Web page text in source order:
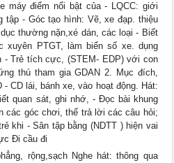
máy điểm nổi bật của - LQCC: giới
tập - Góc tạo hình: Vẽ, xe đạp. thiệu
thường nặn,xé dán, các loại - Biết
PTGT, làm biển số xe. dụng
- Trẻ tích cực, (STEM- EDP) với con
thú tham gia GDAN 2. Mục đích,
CD lái, bánh xe, vào hoạt động. Hát:
quan sát, ghi nhớ, - Đọc bài khung
các góc chơi, thể trả lời các câu hỏi;
khi - Sân tập bằng (NDTT ) hiện vai
Đi cầu đi
rộng,sạch Nghe hát: thông qua